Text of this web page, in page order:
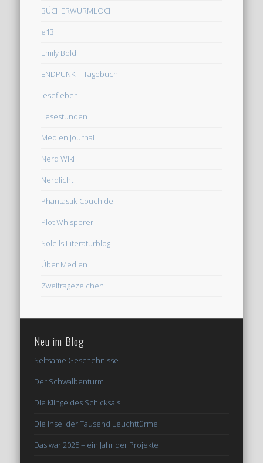
BÜCHERWURMLOCH
e13
Emily Bold
ENDPUNKT -Tagebuch
lesefieber
Lesestunden
Medien Journal
Nerd Wiki
Nerdlicht
Phantastik-Couch.de
Plot Whisperer
Soleils Literaturblog
Über Medien
Zweifragezeichen
Neu im Blog
Seltsame Geschehnisse
Der Schwalbenturm
Die Klinge des Schicksals
Die Insel der Tausend Leuchttürme
Das war 2025 – ein Jahr der Projekte